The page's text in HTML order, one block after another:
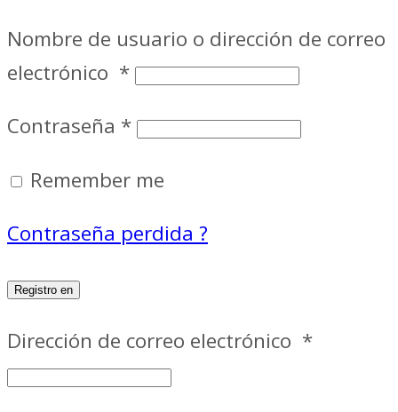
Nombre de usuario o dirección de correo
electrónico *
Contraseña *
Remember me
Contraseña perdida ?
Registro en
Dirección de correo electrónico *